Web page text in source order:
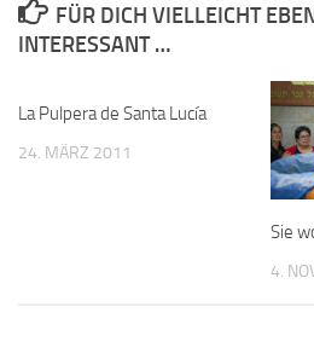
FÜR DICH VIELLEICHT
INTERESSANT …
La Pulpera de Santa Lucía
24. MÄRZ 2011
Sie
4.